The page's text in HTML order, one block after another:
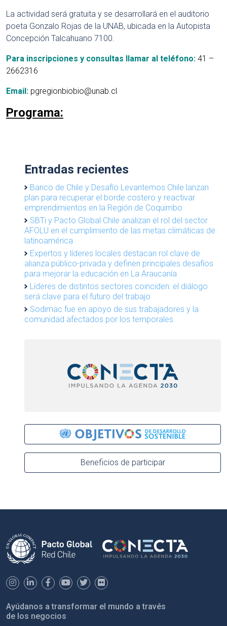
La actividad será gratuita y se desarrollará en el auditorio
poeta Gonzalo Rojas de la UNAB, ubicada en la Autopista
Concepción Talcahuano 7100.
Para inscripciones y consultas llamar al teléfono: 41 –
2662316
Email: pgregionbiobio@unab.cl
Programa:
Entradas recientes
Banco de Chile y Desafío Levantemos Chile lanzan
plan para recuperar el borde costero y reactivar
emprendimientos en la Región de Coquimbo
SBTi y Pacto Global Chile analizan el rol del sector
AFOLU en el cumplimiento de las metas climáticas de
latinoamérica
Expertos y líderes locales destacan rol clave de
alianza público-privada y definen principales desafíos
para mejorar la educación en La Araucanía
Líderes de distintos sectores coinciden: el diálogo
será clave para el futuro del trabajo
Sodimac fue en apoyo de sus trabajadores y la
comunidad afectados por los temporales
Beneficios de participar
Ayúdanos a transformar el mundo a través
de los negocios